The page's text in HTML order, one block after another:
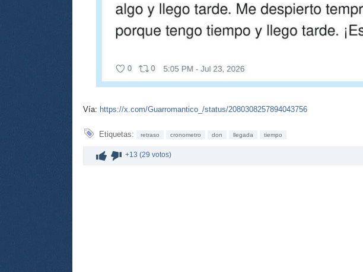
Vía: https://x.com/Guarromantico_/status/2080308257894043756
Etiquetas: retraso cronometro don llegada tiempo
+13 (29 votos)